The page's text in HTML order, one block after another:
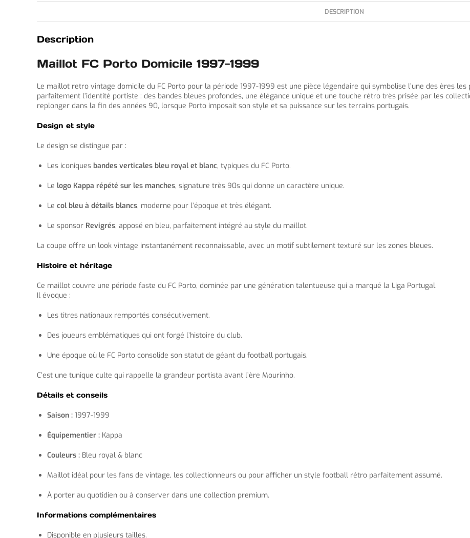
DESCRIPTION
Description
Maillot FC Porto Domicile 1997-1999
Le maillot retro vintage domicile du FC Porto pour la période 1997-1999 est une pièce légendaire qui symbolise l’une des ères
parfaitement l’identité portiste : des bandes bleues profondes, une élégance unique et une touche rétro très prisée par les
replonger dans la fin des années 90, lorsque Porto imposait son style et sa puissance sur les terrains portugais.
Design et style
Le design se distingue par :
Les iconiques bandes verticales bleu royal et blanc, typiques du FC Porto.
Le logo Kappa répété sur les manches, signature très 90s qui donne un caractère unique.
Le col bleu à détails blancs, moderne pour l’époque et très élégant.
Le sponsor Revigrés, apposé en bleu, parfaitement intégré au style du maillot.
La coupe offre un look vintage instantanément reconnaissable, avec un motif subtilement texturé sur les zones bleues.
Histoire et héritage
Ce maillot couvre une période faste du FC Porto, dominée par une génération talentueuse qui a marqué la Liga Portugal.
Il évoque :
Les titres nationaux remportés consécutivement.
Des joueurs emblématiques qui ont forgé l’histoire du club.
Une époque où le FC Porto consolide son statut de géant du football portugais.
C’est une tunique culte qui rappelle la grandeur portista avant l’ère Mourinho.
Détails et conseils
Saison : 1997-1999
Équipementier : Kappa
Couleurs : Bleu royal & blanc
Maillot idéal pour les fans de vintage, les collectionneurs ou pour afficher un style football rétro parfaitement assumé.
À porter au quotidien ou à conserver dans une collection premium.
Informations complémentaires
Disponible en plusieurs tailles.